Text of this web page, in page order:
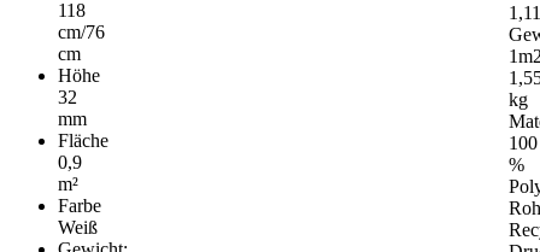
118
cm/76
cm
Höhe
32
mm
Fläche
0,9
m²
Farbe
Weiß
kg
100
%